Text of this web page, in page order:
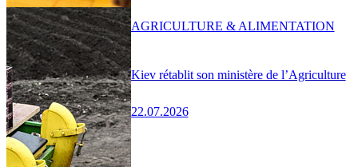
Kiev rétablit son ministère de l’Agriculture
22.07.2026
AGRICULTURE & ALIMENTATION